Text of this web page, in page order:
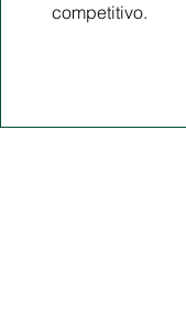
competitivo.